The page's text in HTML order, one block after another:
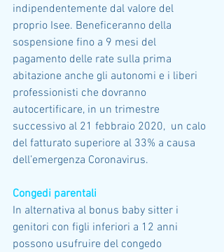
indipendentemente dal valore del
proprio Isee. Beneficeranno della
sospensione fino a 9 mesi del
pagamento delle rate sulla prima
abitazione anche gli autonomi e i liberi
professionisti che dovranno
autocertificare, in un trimestre
successivo al 21 febbraio 2020,  un calo
del fatturato superiore al 33% a causa
dell’emergenza Coronavirus.
Congedi parentali
In alternativa al bonus baby sitter i
genitori con figli inferiori a 12 anni
possono usufruire del congedo